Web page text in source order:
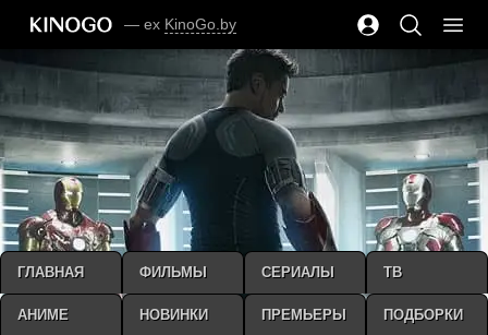
— ex KinoGo.by
ГЛАВНАЯ ФИЛЬМЫ СЕРИАЛЫ ТВ
АНИМЕ НОВИНКИ ПРЕМЬЕРЫ ПОДБОРКИ